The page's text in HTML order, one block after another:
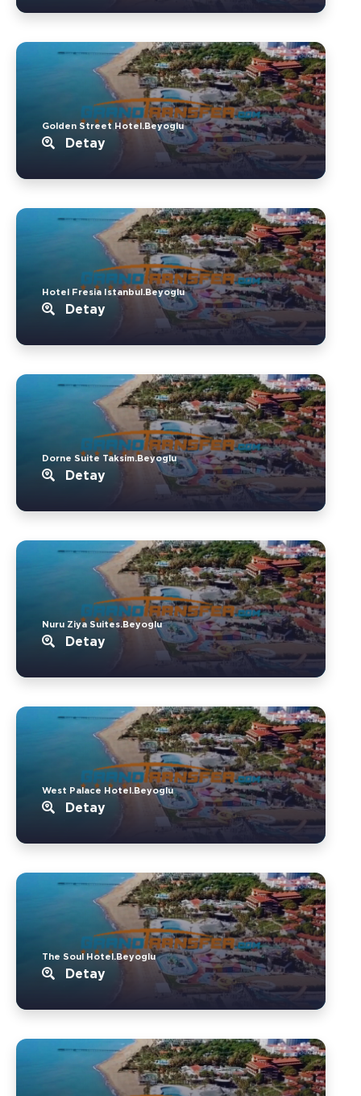
Golden Street Hotel.Beyoglu
Detay
Hotel Fresia Istanbul.Beyoglu
Detay
Dorne Suite Taksim.Beyoglu
Detay
Nuru Ziya Suites.Beyoglu
Detay
West Palace Hotel.Beyoglu
Detay
The Soul Hotel.Beyoglu
Detay